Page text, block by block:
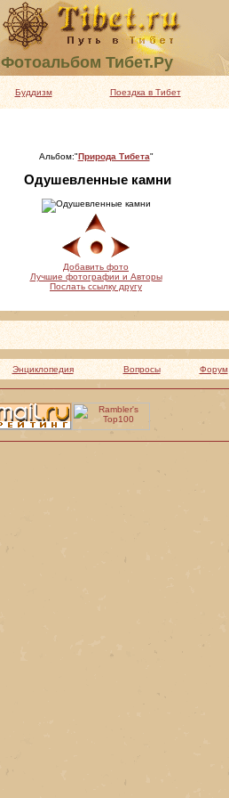
Фотоальбом Тибет.Ру
Буддизм Поездка в Тибет
Альбом:"Природа Тибета"
Одушевленные камни
Добавить фото
Лучшие фотографии и Авторы
Послать ссылку другу
Энциклопедия Вопросы Форум